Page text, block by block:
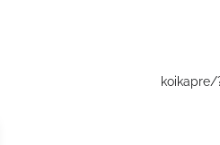
koikapre/